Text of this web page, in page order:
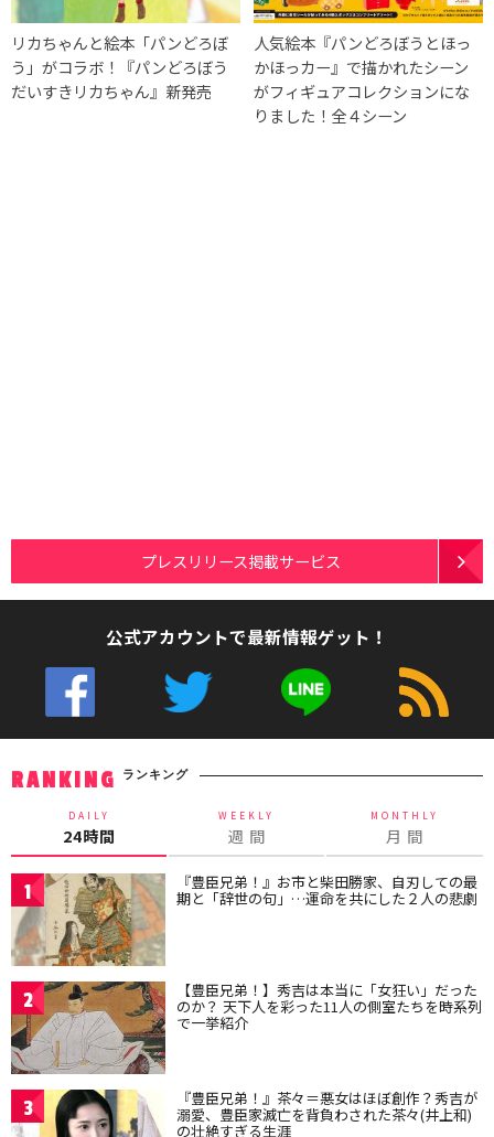
リカちゃんと絵本「パンどろぼ
う」がコラボ！『パンどろぼう
だいすきリカちゃん』新発売
人気絵本『パンどろぼうとほっ
かほっカー』で描かれたシーン
がフィギュアコレクションにな
りました！全４シーン
プレスリリース掲載サービス
公式アカウントで最新情報ゲット！
RANKING ランキング
DAILY
24時間
WEEKLY
週 間
MONTHLY
月 間
1 『豊臣兄弟！』お市と柴田勝家、自刃しての最
期と「辞世の句」…運命を共にした２人の悲劇
2 【豊臣兄弟！】秀吉は本当に「女狂い」だった
のか？ 天下人を彩った11人の側室たちを時系列
で一挙紹介
3 『豊臣兄弟！』茶々＝悪女はほぼ創作？秀吉が
溺愛、豊臣家滅亡を背負わされた茶々(井上和)
の壮絶すぎる生涯